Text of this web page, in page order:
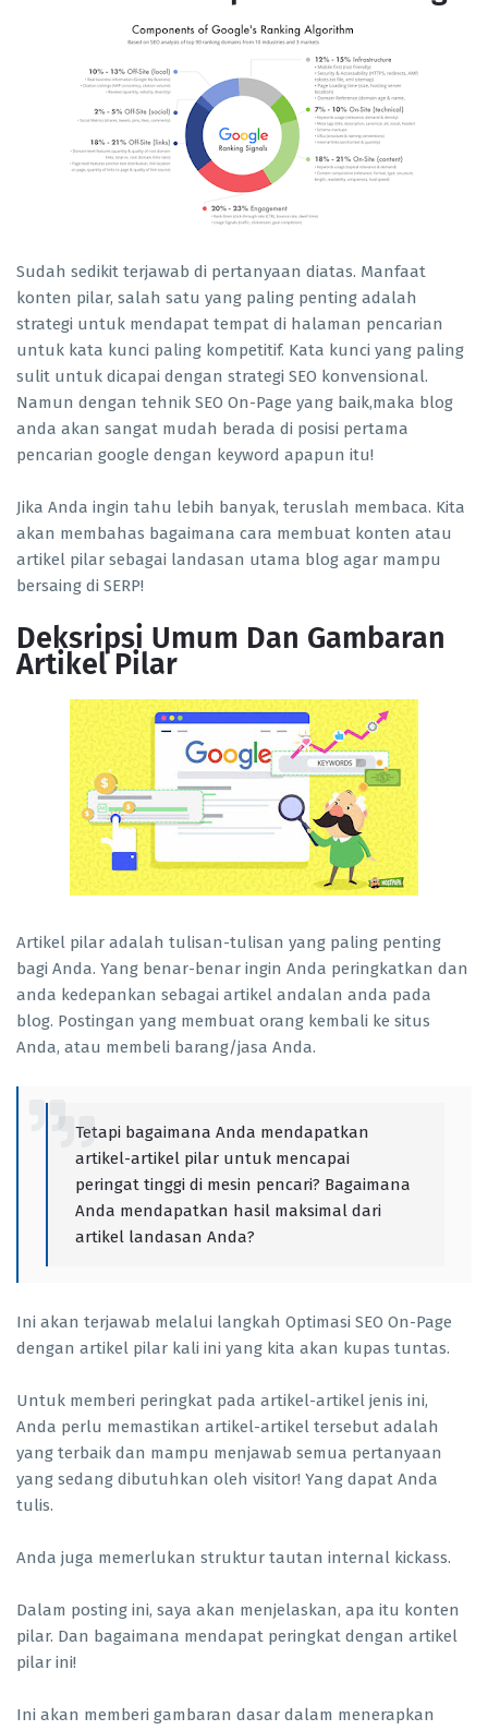
Sudah sedikit terjawab di pertanyaan diatas. Manfaat
konten pilar, salah satu yang paling penting adalah
strategi untuk mendapat tempat di halaman pencarian
untuk kata kunci paling kompetitif. Kata kunci yang paling
sulit untuk dicapai dengan strategi SEO konvensional.
Namun dengan tehnik SEO On-Page yang baik,maka blog
anda akan sangat mudah berada di posisi pertama
pencarian google dengan keyword apapun itu!
Jika Anda ingin tahu lebih banyak, teruslah membaca. Kita
akan membahas bagaimana cara membuat konten atau
artikel pilar sebagai landasan utama blog agar mampu
bersaing di SERP!
Deksripsi Umum Dan Gambaran
Artikel Pilar
Artikel pilar adalah tulisan-tulisan yang paling penting
bagi Anda. Yang benar-benar ingin Anda peringkatkan dan
anda kedepankan sebagai artikel andalan anda pada
blog. Postingan yang membuat orang kembali ke situs
Anda, atau membeli barang/jasa Anda.
Tetapi bagaimana Anda mendapatkan
artikel-artikel pilar untuk mencapai
peringat tinggi di mesin pencari? Bagaimana
Anda mendapatkan hasil maksimal dari
artikel landasan Anda?
Ini akan terjawab melalui langkah Optimasi SEO On-Page
dengan artikel pilar kali ini yang kita akan kupas tuntas.
Untuk memberi peringkat pada artikel-artikel jenis ini,
Anda perlu memastikan artikel-artikel tersebut adalah
yang terbaik dan mampu menjawab semua pertanyaan
yang sedang dibutuhkan oleh visitor! Yang dapat Anda
tulis.
Anda juga memerlukan struktur tautan internal kickass.
Dalam posting ini, saya akan menjelaskan, apa itu konten
pilar. Dan bagaimana mendapat peringkat dengan artikel
pilar ini!
Ini akan memberi gambaran dasar dalam menerapkan